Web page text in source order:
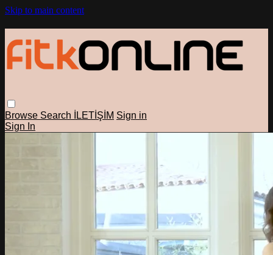
Skip to main content
Browse Search İLETİŞİM Sign in
Sign In